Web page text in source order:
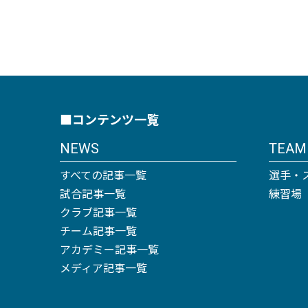
■コンテンツ一覧
NEWS
すべての記事一覧
試合記事一覧
クラブ記事一覧
チーム記事一覧
アカデミー記事一覧
メディア記事一覧
TEAM
選手・
練習場